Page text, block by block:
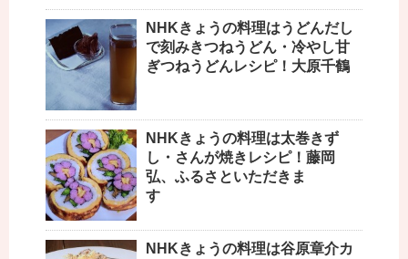
NHKきょうの料理はうどんだし
で刻みきつねうどん・冷やし甘
ぎつねうどんレシピ！大原千鶴
NHKきょうの料理は太巻きず
し・さんが焼きレシピ！藤岡
弘、ふるさといただきま
す
NHKきょうの料理は谷原章介カ